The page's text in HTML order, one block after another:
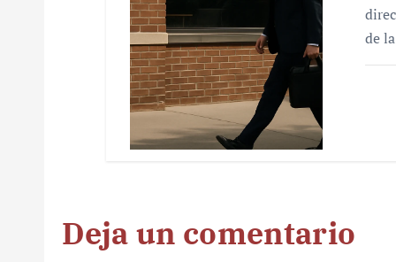
de
Deja un comentario